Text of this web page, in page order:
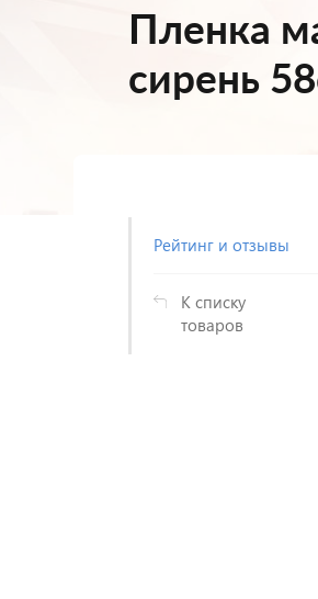
Пленка
сирень
Рейтинг и отзывы
К списку
товаров